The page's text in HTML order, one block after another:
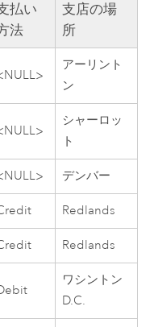
払い
法
支店の場
所
アーリント
ン
シャーロッ
ト
デンバー
Redlands
Redlands
ワシントン
D.C.